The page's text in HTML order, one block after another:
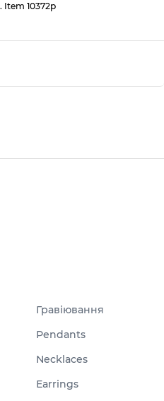
Item 10372р
Гравіювання
Pendants
Necklaces
Earrings